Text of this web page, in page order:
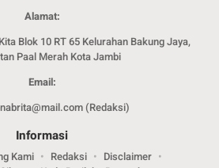
Alamat:
Blok 10 RT 65 Kelurahan Bakung Jaya,
Paal Merah Kota Jambi
Email:
(Redaksi)
Informasi
Kami Redaksi
Disclaimer